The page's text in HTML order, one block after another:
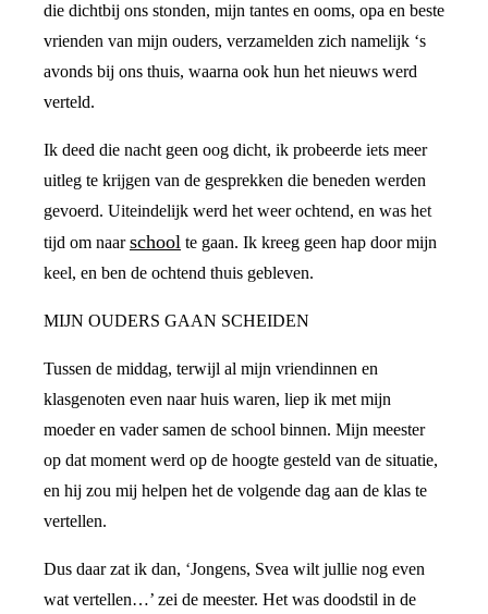
die dichtbij ons stonden, mijn tantes en ooms, opa en beste
vrienden van mijn ouders, verzamelden zich namelijk ‘s
avonds bij ons thuis, waarna ook hun het nieuws werd
verteld.
Ik deed die nacht geen oog dicht, ik probeerde iets meer
uitleg te krijgen van de gesprekken die beneden werden
gevoerd. Uiteindelijk werd het weer ochtend, en was het
tijd om naarschool te gaan. Ik kreeg geen hap door mijn
keel, en ben de ochtend thuis gebleven.
MIJN OUDERS GAAN SCHEIDEN
Tussen de middag, terwijl al mijn vriendinnen en
klasgenoten even naar huis waren, liep ik met mijn
moeder en vader samen de school binnen. Mijn meester
op dat moment werd op de hoogte gesteld van de situatie,
en hij zou mij helpen het de volgende dag aan de klas te
vertellen.
Dus daar zat ik dan, ‘Jongens, Svea wilt jullie nog even
wat vertellen…’ zei de meester. Het was doodstil in de